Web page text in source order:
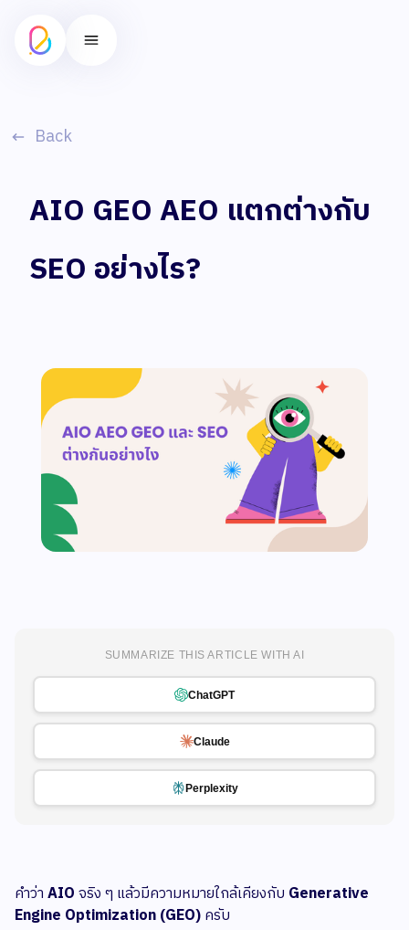
Back
AIO GEO AEO แตกต่างกับ
SEO อย่างไร?
SUMMARIZE THIS ARTICLE WITH AI
ChatGPT
Claude
Perplexity
คำว่าAIOจริง ๆ แล้วมีความหมายใกล้เคียงกับ Generative
Engine Optimization (GEO)ครับ